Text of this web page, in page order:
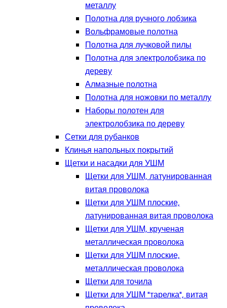
металлу
Полотна для ручного лобзика
Вольфрамовые полотна
Полотна для лучковой пилы
Полотна для электролобзика по
дереву
Алмазные полотна
Полотна для ножовки по металлу
Наборы полотен для
электролобзика по дереву
Сетки для рубанков
Клинья напольных покрытий
Щетки и насадки для УШМ
Щетки для УШМ, латунированная
витая проволока
Щетки для УШМ плоские,
латунированная витая проволока
Щетки для УШМ, крученая
металлическая проволока
Щетки для УШМ плоские,
металлическая проволока
Щетки для точила
Щетки для УШМ "тарелка", витая